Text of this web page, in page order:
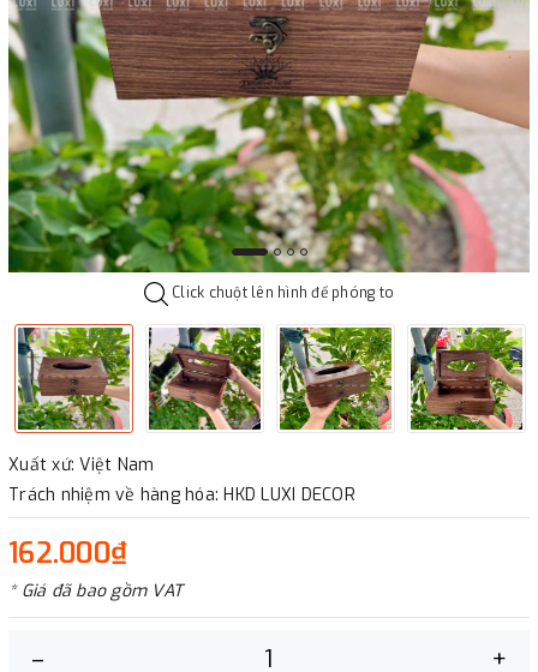
Click chuột lên hình để phóng to
Xuất xứ: Việt Nam
Trách nhiệm về hàng hóa: HKD LUXI DECOR
162.000₫
* Giá đã bao gồm VAT
– +